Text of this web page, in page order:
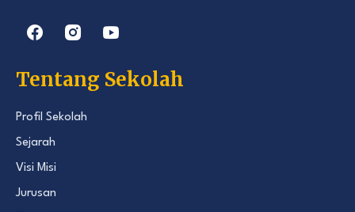
Tentang Sekolah
Profil Sekolah
Sejarah
Visi Misi
Jurusan